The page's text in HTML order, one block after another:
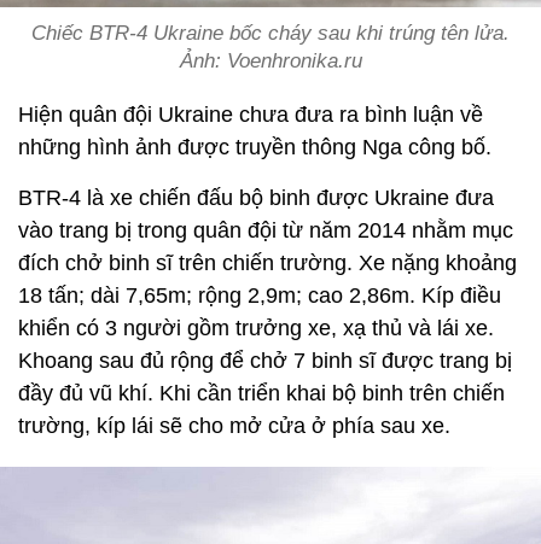
Chiếc BTR-4 Ukraine bốc cháy sau khi trúng tên lửa.
Ảnh: Voenhronika.ru
Hiện quân đội Ukraine chưa đưa ra bình luận về
những hình ảnh được truyền thông Nga công bố.
BTR-4 là xe chiến đấu bộ binh được Ukraine đưa
vào trang bị trong quân đội từ năm 2014 nhằm mục
đích chở binh sĩ trên chiến trường. Xe nặng khoảng
18 tấn; dài 7,65m; rộng 2,9m; cao 2,86m. Kíp điều
khiển có 3 người gồm trưởng xe, xạ thủ và lái xe.
Khoang sau đủ rộng để chở 7 binh sĩ được trang bị
đầy đủ vũ khí. Khi cần triển khai bộ binh trên chiến
trường, kíp lái sẽ cho mở cửa ở phía sau xe.